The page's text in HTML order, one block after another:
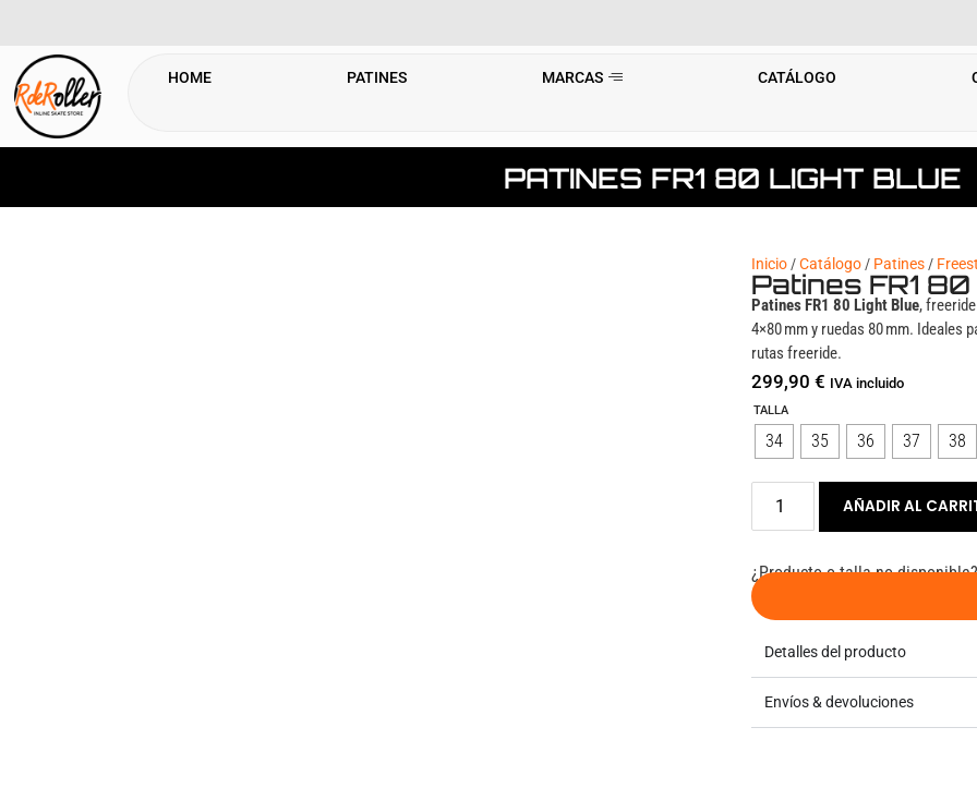
HOME PATINES MARCAS CATÁLOGO
PATINES FR1 80 LIGHT BLUE
Inicio /Catálogo / Patines /
Patines FR1
Patines FR1 80 Light Blue,
4×80 mm y ruedas 80 mm. Ideales
rutas freeride.
299,90€ IVA incluido
TALLA
34 35 36 37 38
AÑADIR AL
¿Producto o talla no
Detalles del producto
Envíos & devoluciones